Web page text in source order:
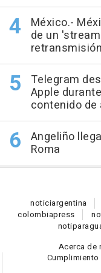
México.-
de un
Telegram
Apple
contenido
Angeliño
Roma
noticiargentina
colombiapress
noti
Acerca de